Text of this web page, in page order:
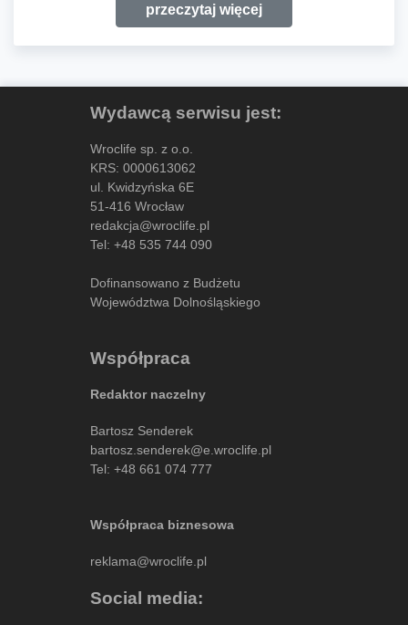
przeczytaj więcej
Wydawcą serwisu jest:
Wroclife sp. z o.o.
KRS: 0000613062
ul. Kwidzyńska 6E
51-416 Wrocław
redakcja@wroclife.pl
Tel: +48 535 744 090
Dofinansowano z Budżetu
Województwa Dolnośląskiego
Współpraca
Redaktor naczelny
Bartosz Senderek
bartosz.senderek@e.wroclife.pl
Tel: +48 661 074 777
Współpraca biznesowa
reklama@wroclife.pl
Social media: